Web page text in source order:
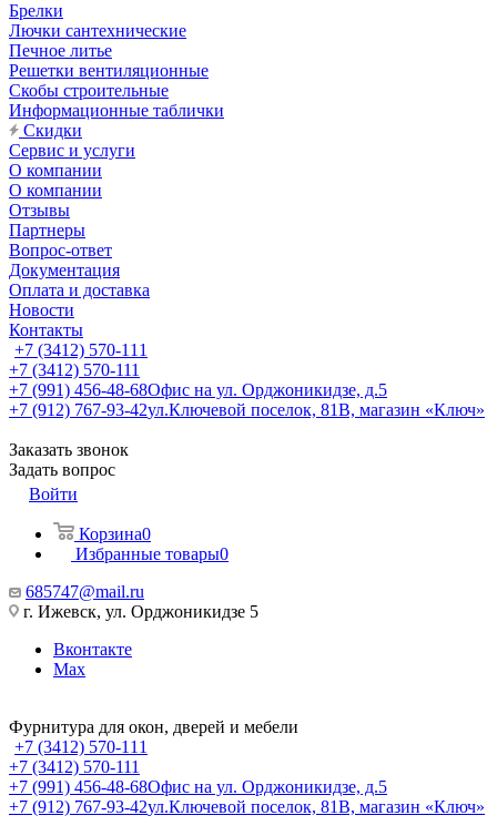
Брелки
Лючки сантехнические
Печное литье
Решетки вентиляционные
Скобы строительные
Информационные таблички
Скидки
Сервис и услуги
О компании
О компании
Отзывы
Партнеры
Вопрос-ответ
Документация
Оплата и доставка
Новости
Контакты
+7 (3412) 570-111
+7 (3412) 570-111
+7 (991) 456-48-68Офис на ул. Орджоникидзе, д.5
+7 (912) 767-93-42ул.Ключевой поселок, 81В, магазин «Ключ»
Заказать звонок
Задать вопрос
Войти
Корзина0
Избранные товары0
685747@mail.ru
г. Ижевск, ул. Орджоникидзе 5
Вконтакте
Max
Фурнитура для окон, дверей и мебели
+7 (3412) 570-111
+7 (3412) 570-111
+7 (991) 456-48-68Офис на ул. Орджоникидзе, д.5
+7 (912) 767-93-42ул.Ключевой поселок, 81В, магазин «Ключ»